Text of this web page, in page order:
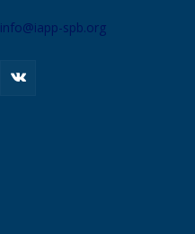
info@iapp-spb.org